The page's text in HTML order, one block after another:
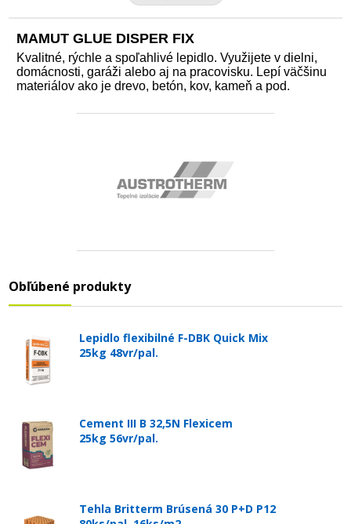
MAMUT GLUE DISPER FIX
Kvalitné, rýchle a spoľahlivé lepidlo. Využijete v dielni,
domácnosti, garáži alebo aj na pracovisku. Lepí väčšinu
materiálov ako je drevo, betón, kov, kameň a pod.
Obľúbené produkty
Lepidlo flexibilné F-DBK Quick Mix
25kg 48vr/pal.
Cement III B 32,5N Flexicem
25kg 56vr/pal.
Tehla Britterm Brúsená 30 P+D P12